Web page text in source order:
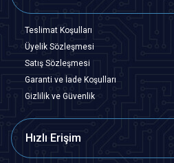
Teslimat Koşulları
Üyelik Sözleşmesi
Satış Sözleşmesi
Garanti ve İade Koşulları
Gizlilik ve Güvenlik
Hızlı Erişim